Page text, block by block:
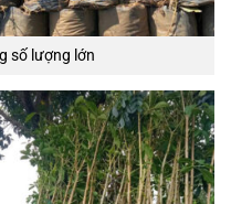
số lượng lớn